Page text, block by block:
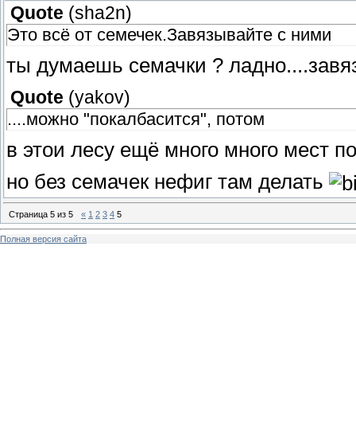
Quote (sha2n)
Это всё от семечек.Завязывайте с ними
ты думаешь семачки ?
Quote (yakov)
....можно "покалбасится", потом
в этои лесу ещё много много мест
но без семачек нефиг там делать
Страница 5 из 5 « 1 2 3 4 5
Полная версия сайта